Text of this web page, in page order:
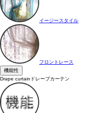
イージースタイル
フロントレース
機能性
Drape curtain ドレープカーテン